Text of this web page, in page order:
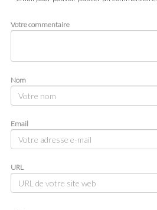
Votre commentaire
Nom
Email
URL